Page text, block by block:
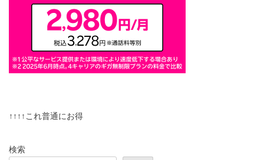
↑↑↑↑これ普通にお得
検索